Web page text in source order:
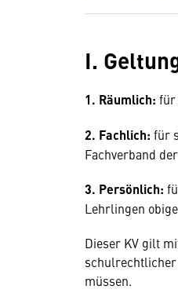
I.
1. Räumlich: für
2. Fachlich: für
Fachverband
3. Persönlich:
Lehrlingen
Dieser KV gilt
müssen.